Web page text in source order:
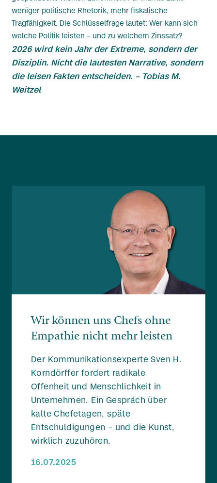
weniger politische Rhetorik, mehr fiskalische
Tragfähigkeit. Die Schlüsselfrage lautet: Wer kann sich
welche Politik leisten – und zu welchem Zinssatz?
2026 wird kein Jahr der Extreme, sondern der
Disziplin. Nicht die lautesten Narrative, sondern
die leisen Fakten entscheiden. – Tobias M.
Weitzel
Wir können uns Chefs ohne
Empathie nicht mehr leisten
Der Kommunikationsexperte Sven H.
Korndörffer fordert radikale
Offenheit und Menschlichkeit in
Unternehmen. Ein Gespräch über
kalte Chefetagen, späte
Entschuldigungen – und die Kunst,
wirklich zuzuhören.
16.07.2025